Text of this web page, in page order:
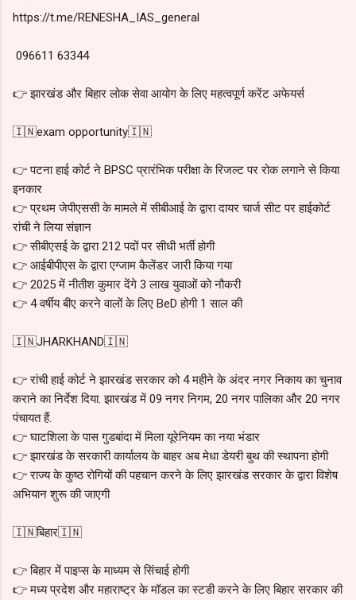
https://t.me/RENESHA_IAS_general
096611 63344
👉 झारखंड और बिहार लोक सेवा आयोग के लिए महत्वपूर्ण करेंट अफेयर्स
🇮🇳exam opportunity🇮🇳
👉 पटना हाई कोर्ट ने BPSC प्रारंभिक परीक्षा के रिजल्ट पर रोक लगाने से किया
इनकार
👉 प्रथम जेपीएससी के मामले में सीबीआई के द्वारा दायर चार्ज सीट पर हाईकोर्ट
रांची ने लिया संज्ञान
👉 सीबीएसई के द्वारा 212 पदों पर सीधी भर्ती होगी
👉 आईबीपीएस के द्वारा एग्जाम कैलेंडर जारी किया गया
👉 2025 में नीतीश कुमार देंगे 3 लाख युवाओं को नौकरी
👉 4 वर्षीय बीए करने वालों के लिए BeD होगी 1 साल की
🇮🇳JHARKHAND🇮🇳
👉 रांची हाई कोर्ट ने झारखंड सरकार को 4 महीने के अंदर नगर निकाय का चुनाव
कराने का निर्देश दिया. झारखंड में 09 नगर निगम, 20 नगर पालिका और 20 नगर
पंचायत हैं.
👉 घाटशिला के पास गुडबांदा में मिला यूरेनियम का नया भंडार
👉 झारखंड के सरकारी कार्यालय के बाहर अब मेधा डेयरी बुथ की स्थापना होगी
👉 राज्य के कुष्ठ रोगियों की पहचान करने के लिए झारखंड सरकार के द्वारा विशेष
अभियान शुरू की जाएगी
🇮🇳बिहार🇮🇳
👉 बिहार में पाइप्स के माध्यम से सिंचाई होगी
👉 मध्य प्रदेश और महाराष्ट्र के मॉडल का स्टडी करने के लिए बिहार सरकार की